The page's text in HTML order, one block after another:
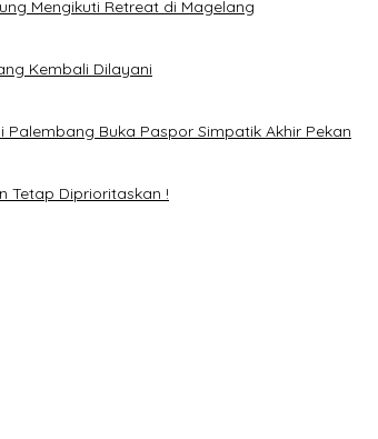
Mengikuti Retreat di Magelang
Kembali Dilayani
Buka Paspor Simpatik Akhir Pekan
Tetap Diprioritaskan !